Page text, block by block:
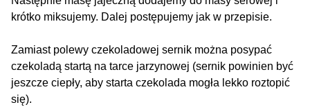
krótko miksujemy. Dalej postępujemy jak w przepisie.
Zamiast polewy czekoladowej sernik można posypać
czekoladą startą na tarce jarzynowej (sernik powinien być
jeszcze ciepły, aby starta czekolada mogła lekko roztopić
się).